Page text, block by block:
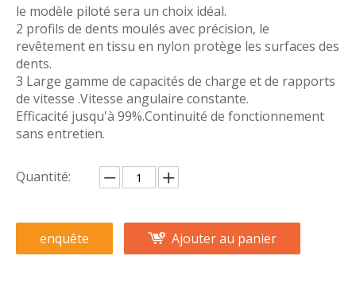
le modèle piloté sera un choix idéal.
2 profils de dents moulés avec précision, le
revêtement en tissu en nylon protège les surfaces des
dents.
3 Large gamme de capacités de charge et de rapports
de vitesse .Vitesse angulaire constante.
Efficacité jusqu'à 99%.Continuité de fonctionnement
sans entretien.
Quantité:
enquête Ajouter au panier